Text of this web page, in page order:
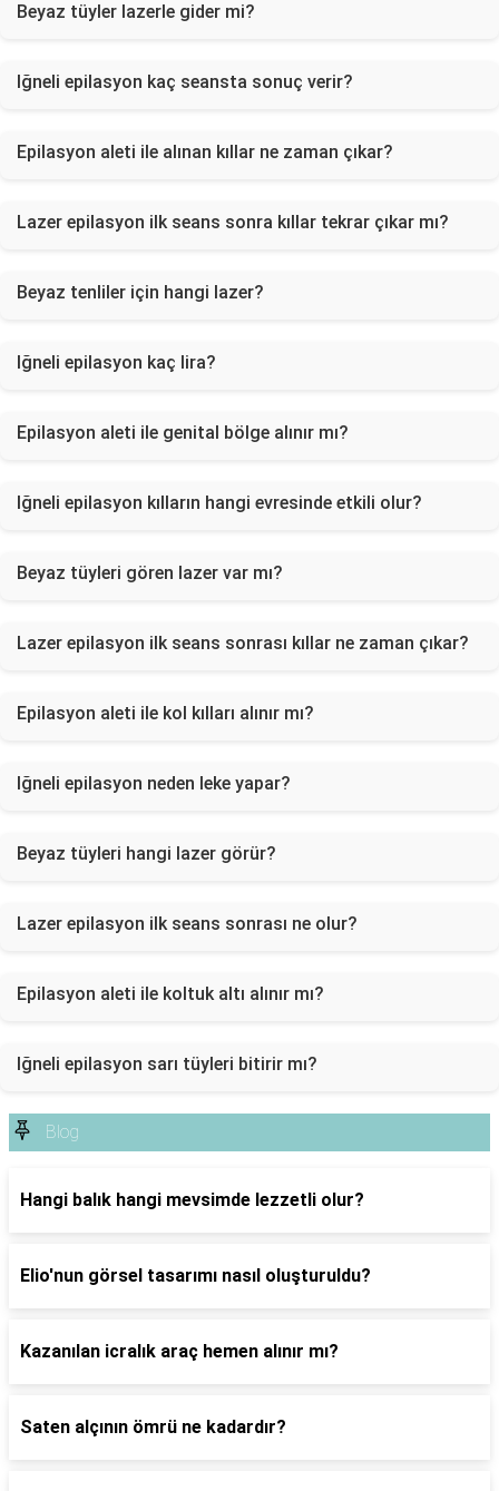
Beyaz tüyler lazerle gider mi?
Iğneli epilasyon kaç seansta sonuç verir?
Epilasyon aleti ile alınan kıllar ne zaman çıkar?
Lazer epilasyon ilk seans sonra kıllar tekrar çıkar mı?
Beyaz tenliler için hangi lazer?
Iğneli epilasyon kaç lira?
Epilasyon aleti ile genital bölge alınır mı?
Iğneli epilasyon kılların hangi evresinde etkili olur?
Beyaz tüyleri gören lazer var mı?
Lazer epilasyon ilk seans sonrası kıllar ne zaman çıkar?
Epilasyon aleti ile kol kılları alınır mı?
Iğneli epilasyon neden leke yapar?
Beyaz tüyleri hangi lazer görür?
Lazer epilasyon ilk seans sonrası ne olur?
Epilasyon aleti ile koltuk altı alınır mı?
Iğneli epilasyon sarı tüyleri bitirir mı?
Blog
Hangi balık hangi mevsimde lezzetli olur?
Elio'nun görsel tasarımı nasıl oluşturuldu?
Kazanılan icralık araç hemen alınır mı?
Saten alçının ömrü ne kadardır?